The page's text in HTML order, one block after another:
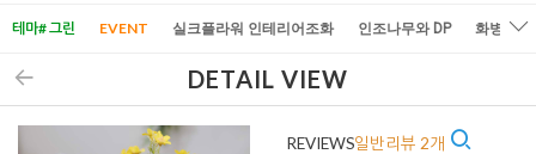
테마# 그린 EVENT 실크플라워 인테리어조화 인조나무와 DP 화병/화
DETAIL VIEW
REVIEWS일반리뷰 2개